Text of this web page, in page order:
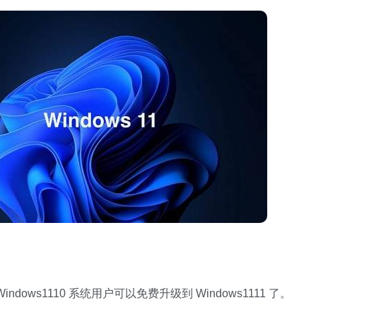
系统用户可以免费升级到 Windows1111 了。